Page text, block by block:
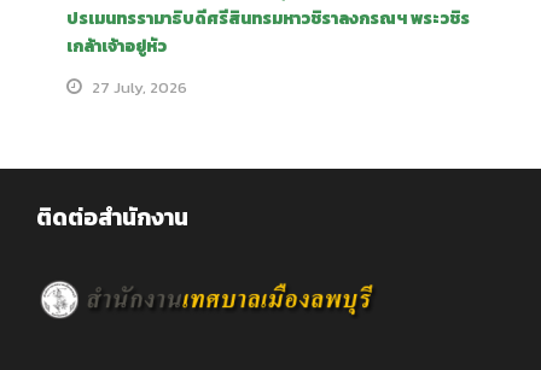
ปรเมนทรรามาธิบดีศรีสินทรมหาวชิราลงกรณฯ พระวชิร
เกล้าเจ้าอยู่หัว
27 July, 2026
ติดต่อสำนักงาน